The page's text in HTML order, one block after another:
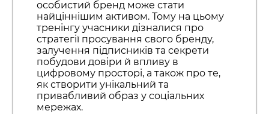
особистий бренд може стати
найціннішим активом. Тому на цьому
тренінгу учасники дізналися про
стратегії просування свого бренду,
залучення підписників та секрети
побудови довіри й впливу в
цифровому просторі, а також про те,
як створити унікальний та
привабливий образ у соціальних
мережах.